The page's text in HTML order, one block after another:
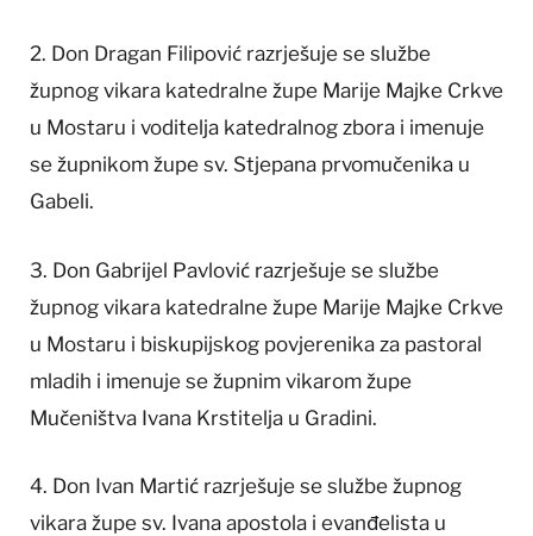
2. Don Dragan Filipović razrješuje se službe
župnog vikara katedralne župe Marije Majke Crkve
u Mostaru i voditelja katedralnog zbora i imenuje
se župnikom župe sv. Stjepana prvomučenika u
Gabeli.
3. Don Gabrijel Pavlović razrješuje se službe
župnog vikara katedralne župe Marije Majke Crkve
u Mostaru i biskupijskog povjerenika za pastoral
mladih i imenuje se župnim vikarom župe
Mučeništva Ivana Krstitelja u Gradini.
4. Don Ivan Martić razrješuje se službe župnog
vikara župe sv. Ivana apostola i evanđelista u